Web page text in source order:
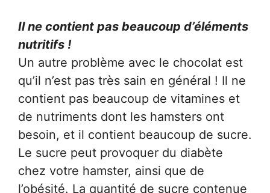
Il ne contient pas beaucoup d’éléments
nutritifs !
Un autre problème avec le chocolat est
qu’il n’est pas très sain en général ! Il ne
contient pas beaucoup de vitamines et
de nutriments dont les hamsters ont
besoin, et il contient beaucoup de sucre.
Le sucre peut provoquer du diabète
chez votre hamster, ainsi que de
l’obésité. La quantité de sucre contenue